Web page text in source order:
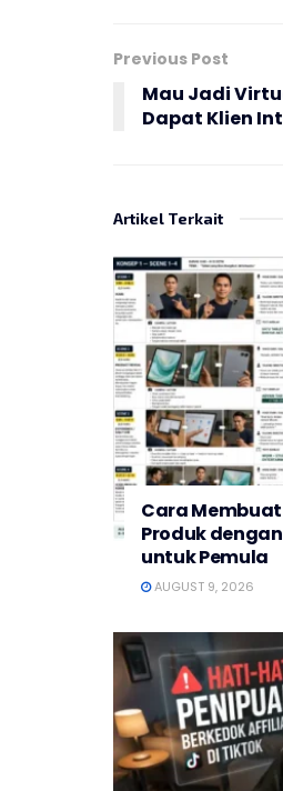
Previous Post
Mau Jadi
Dapat Klien
Artikel Terkait
Cara
Produk
untuk Pemula
AUGUST 9, 2026